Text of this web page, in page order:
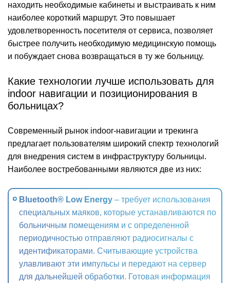
находить необходимые кабинеты и выстраивать к ним
наиболее короткий маршрут. Это повышает
удовлетворенность посетителя от сервиса, позволяет
быстрее получить необходимую медицинскую помощь
и побуждает снова возвращаться в ту же больницу.
Какие технологии лучше использовать для
indoor навигации и позиционирования в
больницах?
Современный рынок indoor-навигации и трекинга
предлагает пользователям широкий спектр технологий
для внедрения систем в инфраструктуру больницы.
Наиболее востребованными являются две из них:
Bluetooth® Low Energy – требует использования
специальных маяков, которые устанавливаются по
больничным помещениям и с определенной
периодичностью отправляют радиосигналы с
идентификаторами. Считывающие устройства
улавливают эти импульсы и передают на сервер
для дальнейшей обработки. Готовая информация